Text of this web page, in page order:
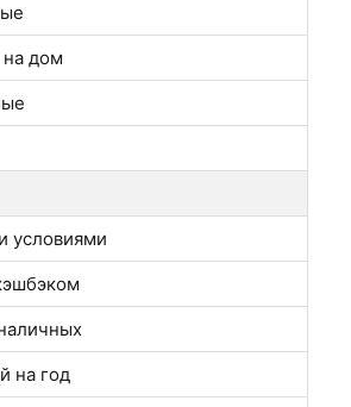
на дом
условиями
на год